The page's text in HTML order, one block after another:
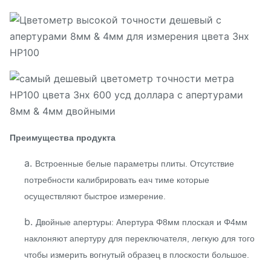
Преимущества продукта
a. Встроенные белые параметры плиты. Отсутствие
потребности калибрировать еач тиме которые
осуществляют быстрое измерение.
b. Двойные апертуры: Апертура Φ8мм плоская и Φ4мм
наклоняют апертуру для переключателя, легкую для того
чтобы измерить вогнутый образец в плоскости большое.